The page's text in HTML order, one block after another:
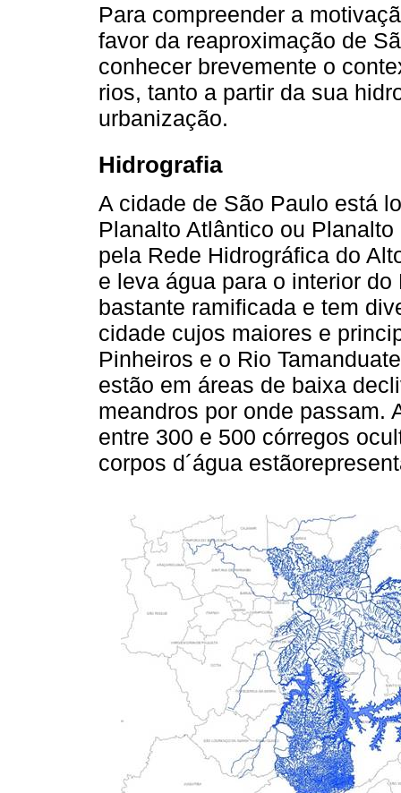
Para compreender a
favor da reaproximação de
conhecer brevemente o
rios, tanto a partir da sua
urbanização.
Hidrografia
A cidade de São Paulo está
Planalto Atlântico ou
pela Rede Hidrográfica do
e leva água para o interior
bastante ramificada e tem
cidade cujos maiores e
Pinheiros e o Rio
estão em áreas de baixa
meandros por onde passam.
entre 300 e 500 córregos
corpos d´água